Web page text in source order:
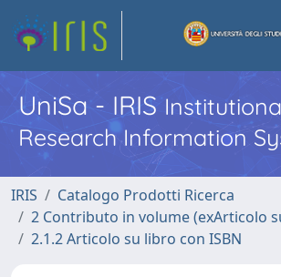
UniSa - IRIS
Research Information
IRIS
Catalogo Prodotti Ricerca
2 Contributo in volume (exArticolo
2.1.2 Articolo su libro con ISBN